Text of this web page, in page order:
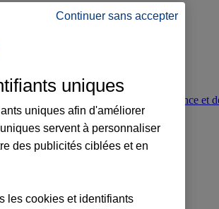
Conseils prévoyance et
Continuer sans accepter
uniques
uniques afin d'améliorer
servent à personnaliser
des publicités ciblées et en
les cookies et identifiants